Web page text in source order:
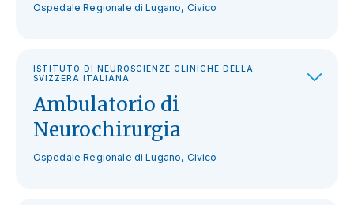
Ospedale Regionale di Lugano, Civico
ISTITUTO DI NEUROSCIENZE CLINICHE DELLA
SVIZZERA ITALIANA
Ambulatorio di
Neurochirurgia
Ospedale Regionale di Lugano, Civico